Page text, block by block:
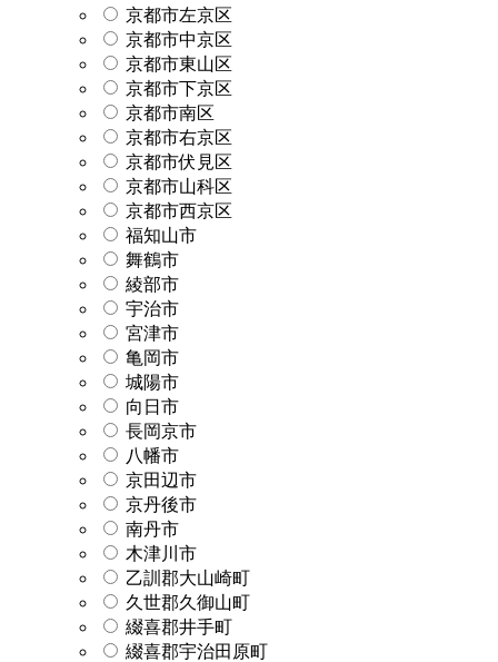
京都市左京区
京都市中京区
京都市東山区
京都市下京区
京都市南区
京都市右京区
京都市伏見区
京都市山科区
京都市西京区
福知山市
舞鶴市
綾部市
宇治市
宮津市
亀岡市
城陽市
向日市
長岡京市
八幡市
京田辺市
京丹後市
南丹市
木津川市
乙訓郡大山崎町
久世郡久御山町
綴喜郡井手町
綴喜郡宇治田原町